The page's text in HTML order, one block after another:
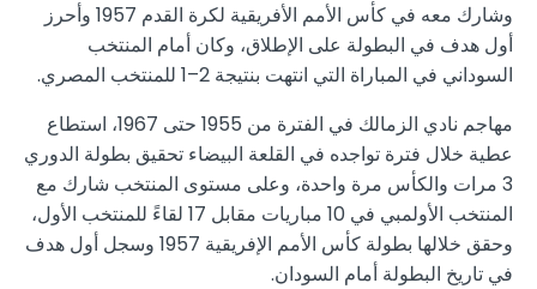
وشارك معه في كأس الأمم الأفريقية لكرة القدم 1957 وأحرز
أول هدف في البطولة على الإطلاق، وكان أمام المنتخب
السوداني في المباراة التي انتهت بنتيجة 2–1 للمنتخب المصري.
مهاجم نادي الزمالك في الفترة من 1955 حتى 1967، استطاع
عطية خلال فترة تواجده في القلعة البيضاء تحقيق بطولة الدوري
3 مرات والكأس مرة واحدة، وعلى مستوى المنتخب شارك مع
المنتخب الأولمبي في 10 مباريات مقابل 17 لقاءً للمنتخب الأول،
وحقق خلالها بطولة كأس الأمم الإفريقية 1957 وسجل أول هدف
في تاريخ البطولة أمام السودان.